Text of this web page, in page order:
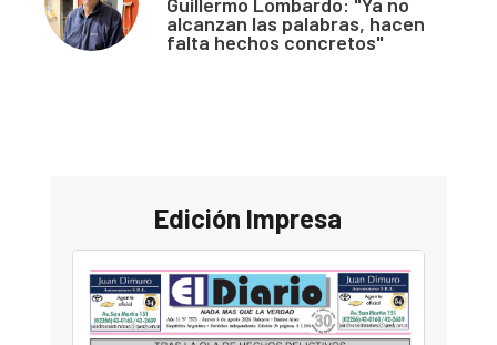
alcanzan las palabras, hacen
falta hechos concretos"
Edición Impresa